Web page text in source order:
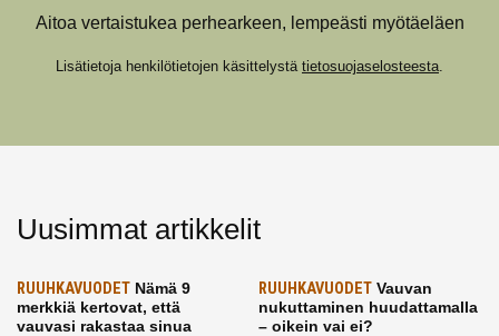
Aitoa vertaistukea perhearkeen, lempeästi myötäeläen
Lisätietoja henkilötietojen käsittelystä tietosuojaselosteesta
Uusimmat artikkelit
RUUHKAVUODET Nämä 9
merkkiä kertovat, että
vauvasi rakastaa sinua
RUUHKAVUODETVauvan
nukuttaminen huudattamalla
– oikein vai ei?